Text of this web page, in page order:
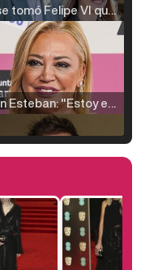
Así se tomó Felipe VI que la Infanta Sofía no quisiera recibir formación militar
Belén Esteban: "Estoy emocionada, muy contenta y muy feliz por llegar a RTVE"
Manu Baqueiro: "Tuve como referente a Bruce Willis en 'Luz de Luna' para mi trabajo en la serie 'Perdiendo el juicio'"